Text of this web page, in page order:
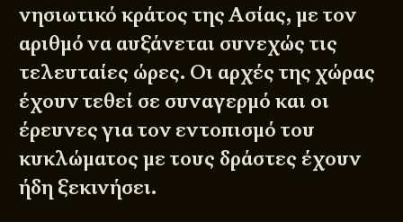
νησιωτικό κράτος της Ασίας, με τον
αριθμό να αυξάνεται συνεχώς τις
τελευταίες ώρες. Οι αρχές της χώρας
έχουν τεθεί σε συναγερμό και οι
έρευνες για τον εντοπισμό του
κυκλώματος με τους δράστες έχουν
ήδη ξεκινήσει.